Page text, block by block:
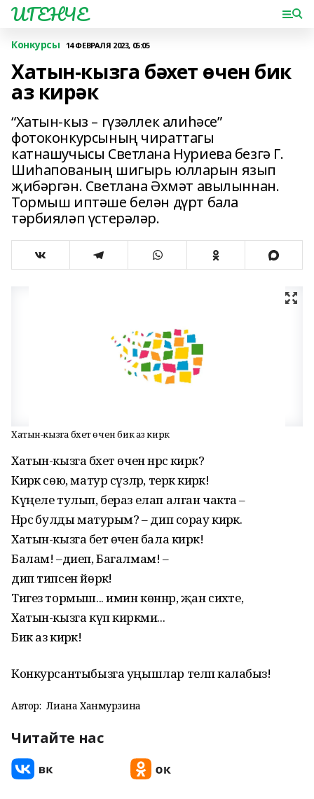
ИГЕНЧЕ
Конкурсы 14 ФЕВРАЛЯ 2023, 05:05
Хатын-кызга бәхет өчен бик
аз кирәк
“Хатын-кыз – гүзәллек алиһәсе”
фотоконкурсының чираттагы
катнашучысы Светлана Нуриева безгә Г.
Шиһапованың шигырь юлларын язып
җибәргән. Светлана Әхмәт авылыннан.
Тормыш иптәше белән дүрт бала
тәрбияләп үстерәләр.
Хатын-кызга бәхет өчен бик аз кирәк
Хатын-кызга бәхет өчен нәрсә кирәк?
Кирәк сөю, матур сүзләр, терәк кирәк!
Күңеле тулып, бераз елап алган чакта –
Нәрсә булды матурым? – дип сорау кирәк.
Хатын-кызга бәет өчен бала кирәк!
Балам! –диеп, Багалмам! –
дип типсен йөрәк!
Тигез тормыш... имин көннәр, җан сихәте,
Хатын-кызга күп кирәкми...
Бик аз кирәк!
Конкурсантыбызга уңышлар теләп калабыз!
Автор: Лиана Ханмурзина
Читайте нас